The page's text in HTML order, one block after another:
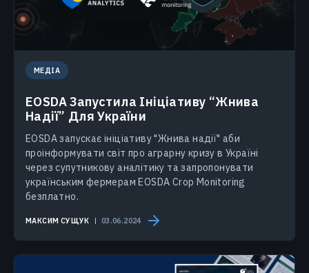
МЕДІА
EOSDA Запустила Ініціативу “Жнива
Надії” Для України
EOSDA запускає ініціативу "Жнива надії" аби
проінформувати світ про аграрну кризу в Україні
через супутникову аналітику та запропонувати
українським фермерам EOSDA Crop Monitoring
безплатно.
МАКСИМ СУЩУК 03.06.2024